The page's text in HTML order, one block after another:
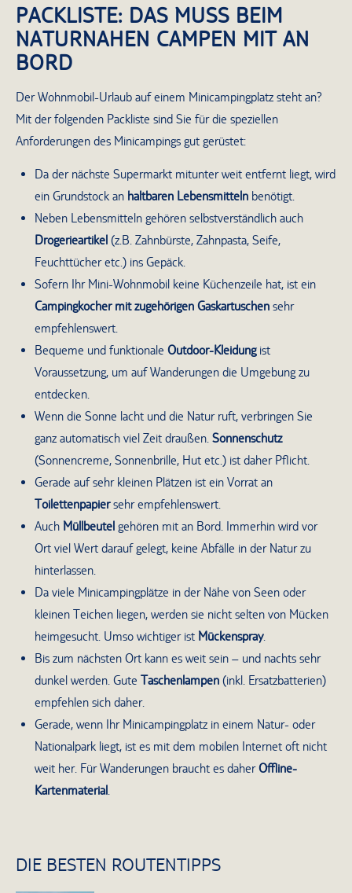
PACKLISTE: DAS MUSS BEIM
NATURNAHEN CAMPEN MIT AN
BORD
Der Wohnmobil-Urlaub auf einem Minicampingplatz steht an?
Mit der folgenden Packliste sind Sie für die speziellen
Anforderungen des Minicampings gut gerüstet:
Da der nächste Supermarkt mitunter weit entfernt liegt, wird
ein Grundstock an haltbaren Lebensmitteln benötigt.
Neben Lebensmitteln gehören selbstverständlich auch
Drogerieartikel (z.B. Zahnbürste, Zahnpasta, Seife,
Feuchttücher etc.) ins Gepäck.
Sofern Ihr Mini-Wohnmobil keine Küchenzeile hat, ist ein
Campingkocher mit zugehörigen Gaskartuschen sehr
empfehlenswert.
Bequeme und funktionale Outdoor-Kleidungist
Voraussetzung, um auf Wanderungen die Umgebung zu
entdecken.
Wenn die Sonne lacht und die Natur ruft, verbringen Sie
ganz automatisch viel Zeit draußen. Sonnenschutz
(Sonnencreme, Sonnenbrille, Hut etc.) ist daher Pflicht.
Gerade auf sehr kleinen Plätzen ist ein Vorrat an
Toilettenpapiersehr empfehlenswert.
Auch Müllbeutel gehören mit an Bord. Immerhin wird vor
Ort viel Wert darauf gelegt, keine Abfälle in der Natur zu
hinterlassen.
Da viele Minicampingplätze in der Nähe von Seen oder
kleinen Teichen liegen, werden sie nicht selten von Mücken
heimgesucht. Umso wichtiger ist Mückenspray.
Bis zum nächsten Ort kann es weit sein – und nachts sehr
dunkel werden. Gute Taschenlampen (inkl. Ersatzbatterien)
empfehlen sich daher.
Gerade, wenn Ihr Minicampingplatz in einem Natur- oder
Nationalpark liegt, ist es mit dem mobilen Internet oft nicht
weit her. Für Wanderungen braucht es daherOffline-
Kartenmaterial.
DIE BESTEN ROUTENTIPPS